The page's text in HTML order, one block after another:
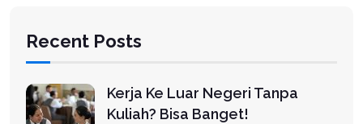
Recent Posts
Kerja Ke Luar Negeri Tanpa
Kuliah? Bisa Banget!